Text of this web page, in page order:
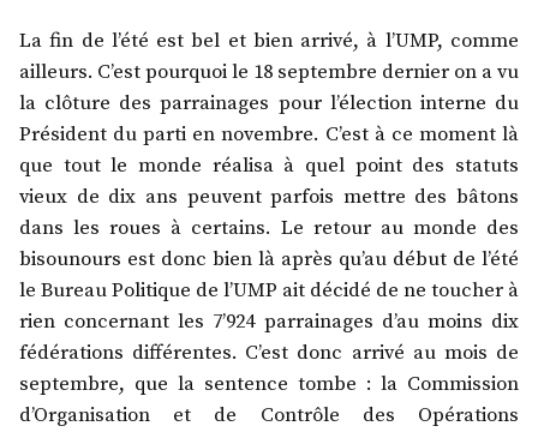
La fin de l’été est bel et bien arrivé, à l’UMP, comme
ailleurs. C’est pourquoi le 18 septembre dernier on a vu
la clôture des parrainages pour l’élection interne du
Président du parti en novembre. C’est à ce moment là
que tout le monde réalisa à quel point des statuts
vieux de dix ans peuvent parfois mettre des bâtons
dans les roues à certains. Le retour au monde des
bisounours est donc bien là après qu’au début de l’été
le Bureau Politique de l’UMP ait décidé de ne toucher à
rien concernant les 7’924 parrainages d’au moins dix
fédérations différentes. C’est donc arrivé au mois de
septembre, que la sentence tombe : la Commission
d’Organisation et de Contrôle des Opérations